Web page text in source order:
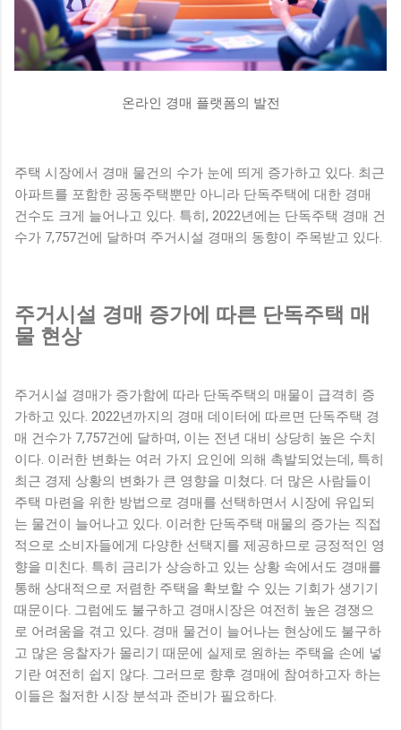
화를 이루는 아름다운 환경 속에 자리잡고 있다. 이 빌라는 탁월
한 디자인과 고급스러운 인테리어로 유명하며, 다양한 편의 시
설을 갖추고 있어 주거 공간으로서의 매력을 높이고 있다. 특히,
든 요소를 갖추고 있다. 나나가 선택한 아르카디아 시그니처는
대된다. 더불어 ...
온라인 경매 플랫폼의 발전
주택 시장에서 경매 물건의 수가 눈에 띄게 증가하고 있다. 최근
아파트를 포함한 공동주택뿐만 아니라 단독주택에 대한 경매
건수도 크게 늘어나고 있다. 특히, 2022년에는 단독주택 경매 건
수가 7,757건에 달하며 주거시설 경매의 동향이 주목받고 있다.
주거시설 경매 증가에 따른 단독주택 매
물 현상
주거시설 경매가 증가함에 따라 단독주택의 매물이 급격히 증
가하고 있다. 2022년까지의 경매 데이터에 따르면 단독주택 경
매 건수가 7,757건에 달하며, 이는 전년 대비 상당히 높은 수치
이다. 이러한 변화는 여러 가지 요인에 의해 촉발되었는데, 특히
최근 경제 상황의 변화가 큰 영향을 미쳤다. 더 많은 사람들이
주택 마련을 위한 방법으로 경매를 선택하면서 시장에 유입되
는 물건이 늘어나고 있다. 이러한 단독주택 매물의 증가는 직접
적으로 소비자들에게 다양한 선택지를 제공하므로 긍정적인 영
향을 미친다. 특히 금리가 상승하고 있는 상황 속에서도 경매를
통해 상대적으로 저렴한 주택을 확보할 수 있는 기회가 생기기
때문이다. 그럼에도 불구하고 경매시장은 여전히 높은 경쟁으
로 어려움을 겪고 있다. 경매 물건이 늘어나는 현상에도 불구하
고 많은 응찰자가 몰리기 때문에 실제로 원하는 주택을 손에 넣
기란 여전히 쉽지 않다. 그러므로 향후 경매에 참여하고자 하는
이들은 철저한 시장 분석과 준비가 필요하다.